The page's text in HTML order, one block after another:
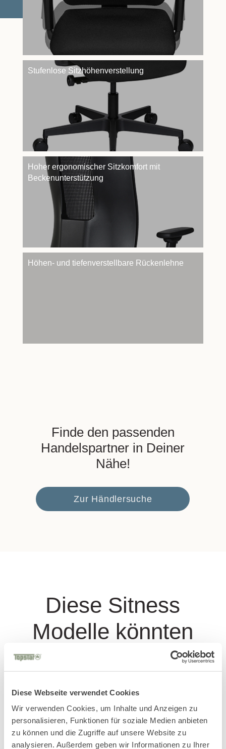
Diese Webseite verwendet Cookies
Wir verwenden Cookies, um Inhalte und Anzeigen zu
personalisieren, Funktionen für soziale Medien anbieten
zu können und die Zugriffe auf unsere Website zu
analysieren. Außerdem geben wir Informationen zu Ihrer
Stufenlose Sitzhöhenverstellung
Hoher ergonomischer Sitzkomfort mit
Beckenunterstützung
Höhen- und tiefenverstellbare Rückenlehne
Finde den passenden
Handelspartner in Deiner
Nähe!
Zur Händlersuche
Diese Sitness
Modelle könnten
Dir auch gefallen